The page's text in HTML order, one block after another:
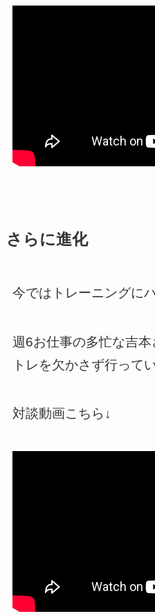
さらに進化
今ではトレーニングに
週6お仕事の多忙な吉
トレを欠かさず行って
対談動画こちら↓